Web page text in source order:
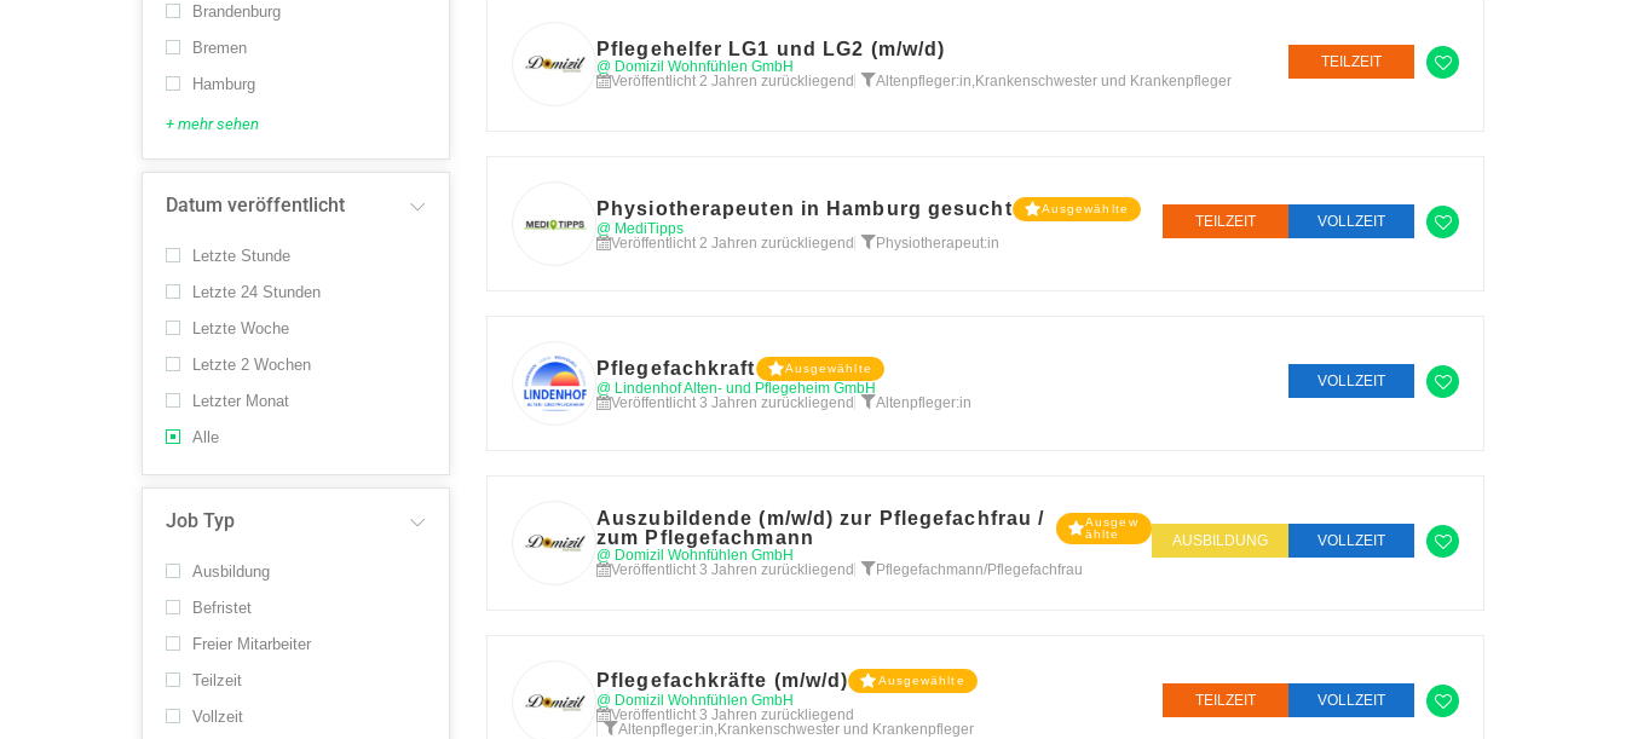
Brandenburg
Bremen
Hamburg
+ mehr sehen
Datum veröffentlicht
Letzte Stunde
Letzte 24 Stunden
Letzte Woche
Letzte 2 Wochen
Letzter Monat
Alle
Job Typ
Ausbildung
Befristet
Freier Mitarbeiter
Teilzeit
Vollzeit
Pflegehelfer LG1 und LG2 (m/w/d)
@ Domizil Wohnfühlen GmbH
Veröffentlicht 2 Jahren zurückliegend
Altenpfleger:in,Krankenschwester und Krankenpfleger
TEILZEIT
Physiotherapeuten in Hamburg gesucht Ausgewählte
@ MediTipps
Veröffentlicht 2 Jahren zurückliegend
Physiotherapeut:in
TEILZEIT VOLLZEIT
Pflegefachkraft Ausgewählte
@ Lindenhof Alten- und Pflegeheim GmbH
Veröffentlicht 3 Jahren zurückliegend
Altenpfleger:in
VOLLZEIT
Auszubildende (m/w/d) zur Pflegefachfrau /
zum Pflegefachmann
Ausgew
ählte
@ Domizil Wohnfühlen GmbH
Veröffentlicht 3 Jahren zurückliegend
Pflegefachmann/Pflegefachfrau
AUSBILDUNG VOLLZEIT
Pflegefachkräfte (m/w/d) Ausgewählte
@ Domizil Wohnfühlen GmbH
Veröffentlicht 3 Jahren zurückliegend
Altenpfleger:in,Krankenschwester und Krankenpfleger
TEILZEIT VOLLZEIT